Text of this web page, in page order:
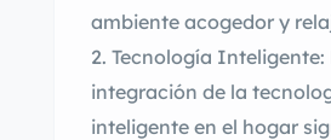
ambiente acogedor y
Tecnología Inteligente:
integración de la
inteligente en el hogar